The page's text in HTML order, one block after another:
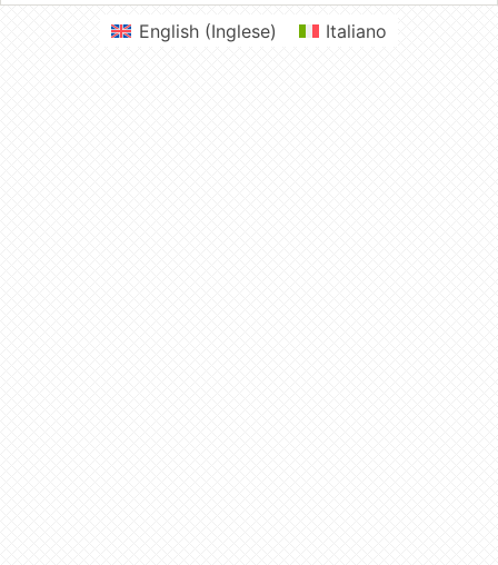
English(Inglese) Italiano